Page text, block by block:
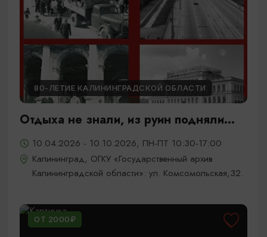
80-ЛЕТИЕ КАЛИНИНГРАДСКОЙ ОБЛАСТИ
Отдыха не знали, из руин подняли...
10.04.2026 - 10.10.2026, ПН-ПТ 10:30-17:00
Калининград, ОГКУ «Государственный архив
Калининградской области»: ул. Комсомольская,32.
ОТ 2000₽